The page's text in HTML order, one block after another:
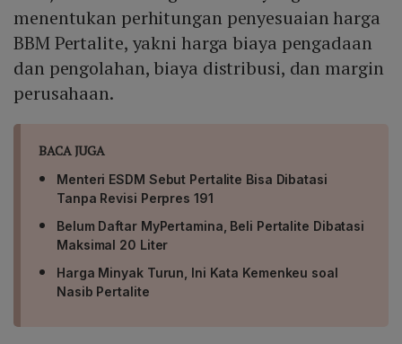
menentukan perhitungan penyesuaian harga
BBM Pertalite, yakni harga biaya pengadaan
dan pengolahan, biaya distribusi, dan margin
perusahaan.
BACA JUGA
Menteri ESDM Sebut Pertalite Bisa Dibatasi
Tanpa Revisi Perpres 191
Belum Daftar MyPertamina, Beli Pertalite Dibatasi
Maksimal 20 Liter
Harga Minyak Turun, Ini Kata Kemenkeu soal
Nasib Pertalite